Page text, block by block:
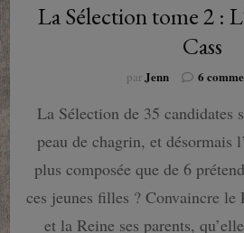
La Sélection tome 2 :
Cass
parJenn 6
La Sélection de 35 candidates
peau de chagrin, et désormais
plus composée que de 6
ces jeunes filles ? Convaincre
et la Reine ses parents,